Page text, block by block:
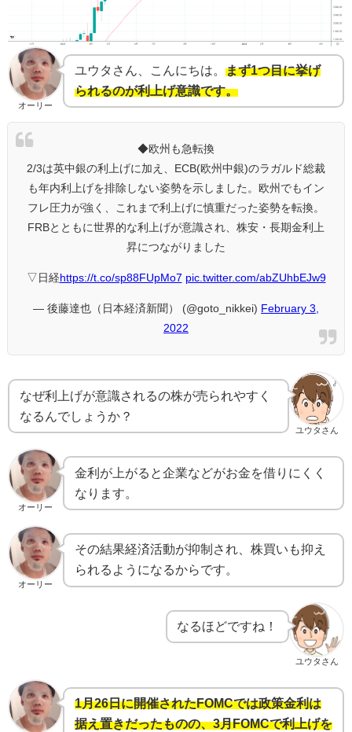
オーリー
ユウタさん、こんにちは。 まず1つ目に挙げ
られるのが利上げ意識です。
◆欧州も急転換
2/3は英中銀の利上げに加え、ECB(欧州中銀)のラガルド総裁
も年内利上げを排除しない姿勢を示しました。欧州でもイン
フレ圧力が強く、これまで利上げに慎重だった姿勢を転換。
FRBとともに世界的な利上げが意識され、株安・長期金利上
昇につながりました
▽日経 https://t.co/sp88FUpMo7 pic.twitter.com/abZUhbEJw9
— 後藤達也（日本経済新聞） (@goto_nikkei) February 3,
2022
ユウタさん
なぜ利上げが意識されるの株が売られやすく
なるんでしょうか？
オーリー
金利が上がると企業などがお金を借りにくく
なります。
オーリー
その結果経済活動が抑制され、株買いも抑え
られるようになるからです。
ユウタさん
なるほどですね！
1月26日に開催されたFOMCでは政策金利は
据え置きだったものの、3月FOMCで利上げを